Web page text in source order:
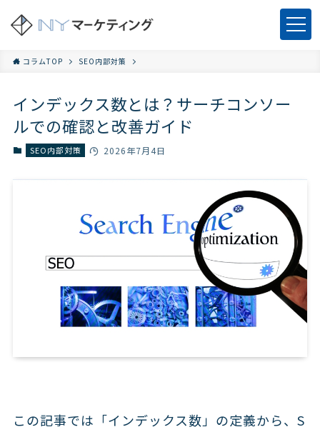
コラムTOP SEO内部対策
インデックス数とは？サーチコンソー
ルでの確認と改善ガイド
SEO内部対策 2026年7月4日
この記事では「インデックス数」の定義から、S